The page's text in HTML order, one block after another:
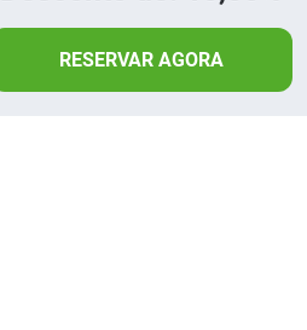
RESERVAR AGORA